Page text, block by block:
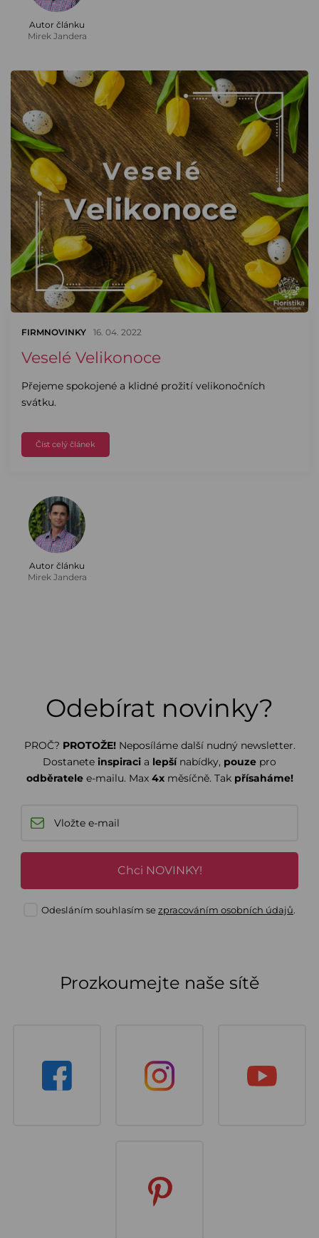
Autor článku
Mirek Jandera
FIRMNOVINKY 16. 04. 2022
Veselé Velikonoce
Přejeme spokojené a klidné prožití velikonočních
svátku.
Číst celý článek
Autor článku
Mirek Jandera
Odebírat novinky?
PROČ? PROTOŽE! Neposíláme další nudný newsletter.
Dostanete inspiraci a lepšínabídky, pouze pro
odběratelee-mailu. Max 4xměsíčně. Tak přísaháme!
Chci NOVINKY!
Odesláním souhlasím sezpracováním osobních údajů.
Prozkoumejte naše sítě